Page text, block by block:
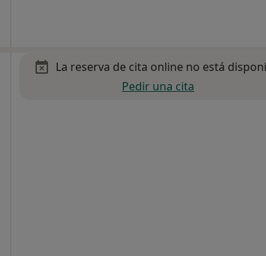
La reserva de cita online no está
Pedir una cita